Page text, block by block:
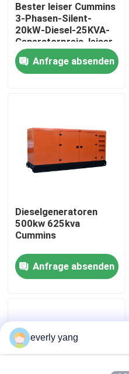
Haus
Produkte
Über uns
Qualitätskontrolle
Fordern Sie ein Zitat
Perkins Diesel Generators
Bester leiser Cummins
3-Phasen-Silent-
20kW-Diesel-25KVA-
Generatorpreis, leiser
tragbarer
Dieselgenerator für
kleine
Anfrage absenden
Dieselgeneratoren
500kw 625kva
Cummins
Anfrage absenden
everly yang